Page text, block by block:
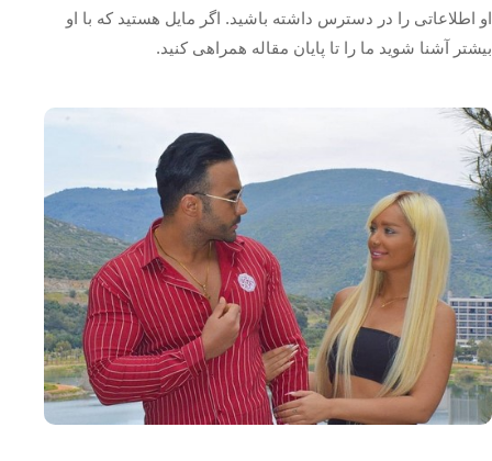
او اطلاعاتی را در دسترس داشته باشید. اگر مایل هستید که با او
بیشتر آشنا شوید ما را تا پایان مقاله همراهی کنید.